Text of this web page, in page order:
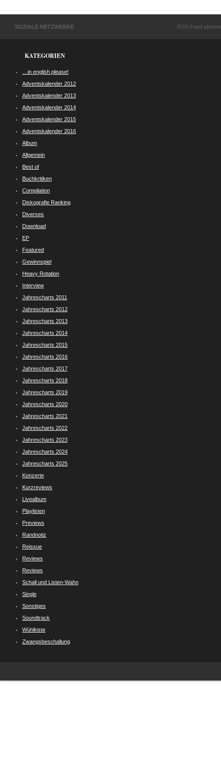
SOZIALE NETZWERKE RSS-Feed
KATEGORIEN
…in english please!
Adventskalender 2012
Adventskalender 2013
Adventskalender 2014
Adventskalender 2015
Adventskalender 2016
Album
Allgemein
Best of
Buchkritiken
Compilation
Diskografie Ranking
Diverses
Download
EP
Featured
Gewinnspiel
Heavy Rotation
Interview
Jahrescharts 2011
Jahrescharts 2012
Jahrescharts 2013
Jahrescharts 2014
Jahrescharts 2015
Jahrescharts 2016
Jahrescharts 2017
Jahrescharts 2018
Jahrescharts 2019
Jahrescharts 2020
Jahrescharts 2021
Jahrescharts 2022
Jahrescharts 2023
Jahrescharts 2024
Jahrescharts 2025
Konzerte
Kurzreviews
Livealbum
Playlisten
Previews
Randnotiz
Reissue
Reviews
Reviews
Schall und Listen-Wahn
Single
Sonstiges
Soundtrack
Wühlkiste
Zwangsbeschallung